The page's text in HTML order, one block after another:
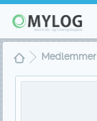
Medlemmer